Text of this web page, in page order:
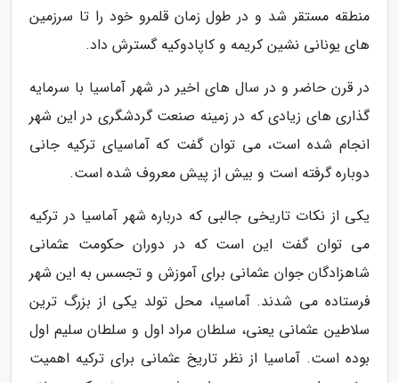
منطقه مستقر شد و در طول زمان قلمرو خود را تا سرزمین
های یونانی نشین کریمه و کاپادوکیه گسترش داد.
در قرن حاضر و در سال های اخیر در شهر آماسیا با سرمایه
گذاری های زیادی که در زمینه صنعت گردشگری در این شهر
انجام شده است، می توان گفت که آماسیای ترکیه جانی
دوباره گرفته است و بیش از پیش معروف شده است.
یکی از نکات تاریخی جالبی که درباره شهر آماسیا در ترکیه
می توان گفت این است که در دوران حکومت عثمانی
شاهزادگان جوان عثمانی برای آموزش و تجسس به این شهر
فرستاده می شدند. آماسیا، محل تولد یکی از بزرگ ترین
سلاطین عثمانی یعنی، سلطان مراد اول و سلطان سلیم اول
بوده است. آماسیا از نظر تاریخ عثمانی برای ترکیه اهمیت